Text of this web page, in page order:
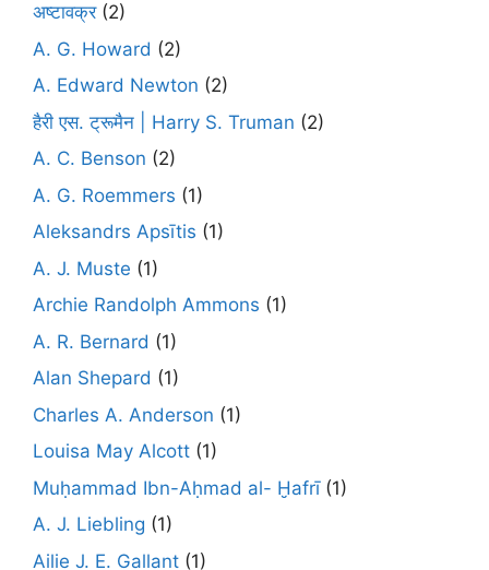
अष्टावक्र(2)
A. G. Howard (2)
A. Edward Newton (2)
हैरी एस. ट्रूमैन | Harry S. Truman (2)
A. C. Benson (2)
A. G. Roemmers (1)
Aleksandrs Apsītis (1)
A. J. Muste (1)
Archie Randolph Ammons (1)
A. R. Bernard (1)
Alan Shepard (1)
Charles A. Anderson (1)
Louisa May Alcott (1)
Muḥammad Ibn-Aḥmad al- Ḫafrī(1)
A. J. Liebling (1)
Ailie J. E. Gallant (1)